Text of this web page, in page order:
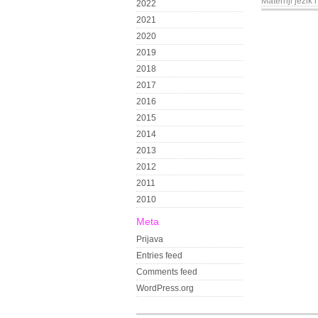
2022
2021
2020
2019
2018
2017
2016
2015
2014
2013
2012
2011
2010
Meta
Prijava
Entries feed
Comments feed
WordPress.org